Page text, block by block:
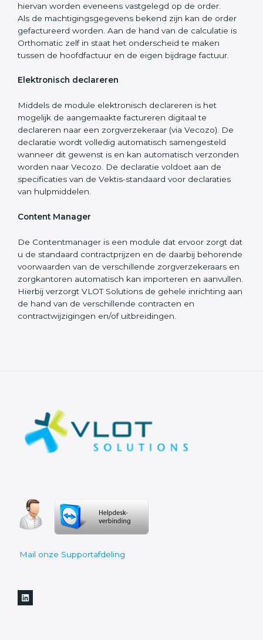
hiervan worden eveneens vastgelegd op de order.
Als de machtigingsgegevens bekend zijn kan de order
gefactureerd worden. Aan de hand van de calculatie is
Orthomatic zelf in staat het onderscheid te maken
tussen de hoofdfactuur en de eigen bijdrage factuur.
Elektronisch declareren
Middels de module elektronisch declareren is het
mogelijk de aangemaakte factureren digitaal te
declareren naar een zorgverzekeraar (via Vecozo). De
declaratie wordt volledig automatisch samengesteld
wanneer dit gewenst is en kan automatisch verzonden
worden naar Vecozo. De declaratie voldoet aan de
specificaties van de Vektis-standaard voor declaraties
van hulpmiddelen.
Content Manager
De Contentmanager is een module dat ervoor zorgt dat
u de standaard contractprijzen en de daarbij behorende
voorwaarden van de verschillende zorgverzekeraars en
zorgkantoren automatisch kan importeren en aanvullen.
Hierbij verzorgt VLOT Solutions de gehele inrichting aan
de hand van de verschillende contracten en
contractwijzigingen en/of uitbreidingen.
Mail onze Supportafdeling